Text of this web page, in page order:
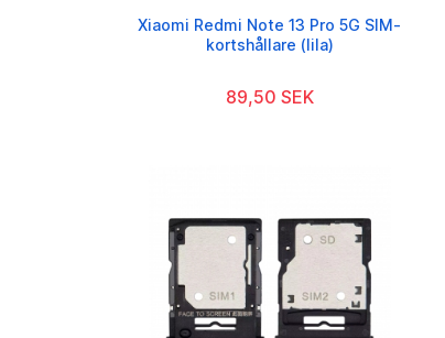
Xiaomi Redmi Note 13 Pro 5G SIM-
kortshållare (lila)
89,50 SEK